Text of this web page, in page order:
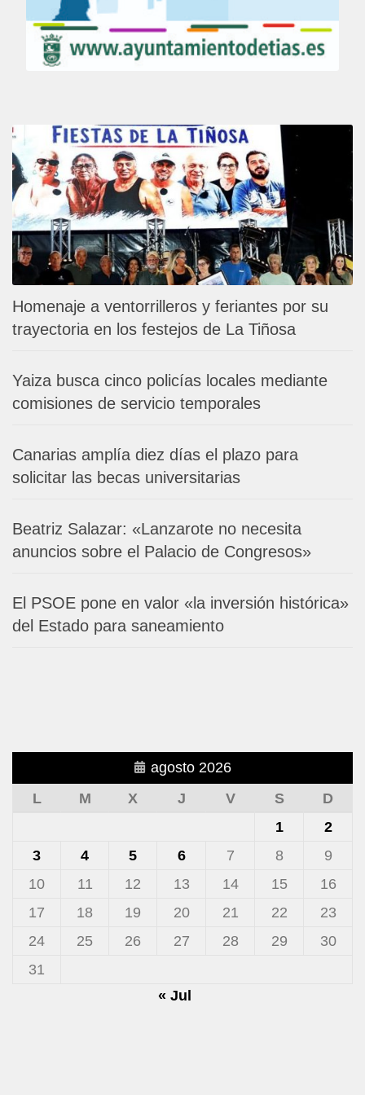
Homenaje a ventorrilleros y feriantes por su
trayectoria en los festejos de La Tiñosa
Yaiza busca cinco policías locales mediante
comisiones de servicio temporales
Canarias amplía diez días el plazo para
solicitar las becas universitarias
Beatriz Salazar: «Lanzarote no necesita
anuncios sobre el Palacio de Congresos»
El PSOE pone en valor «la inversión histórica»
del Estado para saneamiento
agosto 2026
L
M X J V S
D
1
2
3
4 5 6 7 8
9
10
11 12 13 14 15
16
17
18 19 20 21 22
23
24
25 26 27 28 29
30
31
« Jul